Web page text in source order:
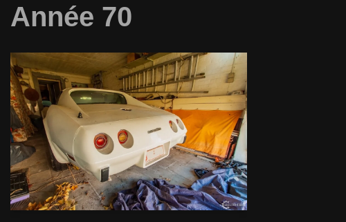
Année 70